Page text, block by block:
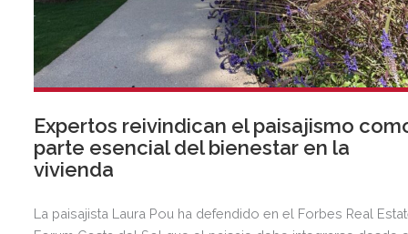
Expertos reivindican el paisajismo
parte esencial del bienestar en la
vivienda
La paisajista Laura Pou ha defendido en el Forbes Real